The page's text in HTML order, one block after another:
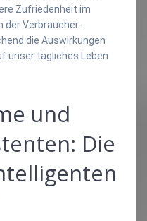
Zufriedenheit im
der Verbraucher-
die Auswirkungen
unser tägliches Leben
und
Die